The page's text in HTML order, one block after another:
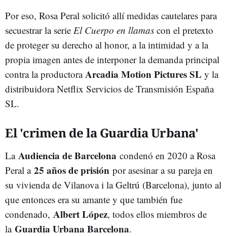
Por eso, Rosa Peral solicitó allí medidas cautelares para
secuestrar la serie El Cuerpo en llamas con el pretexto
de proteger su derecho al honor, a la intimidad y a la
propia imagen antes de interponer la demanda principal
contra la productoraArcadia Motion Pictures SL y la
distribuidora Netflix Servicios de Transmisión España
SL.
El 'crimen de la Guardia Urbana'
La Audiencia de Barcelona condenó en 2020 a Rosa
Peral a 25 años de prisión por asesinar a su pareja en
su vivienda de Vilanova i la Geltrú (Barcelona), junto al
que entonces era su amante y que también fue
condenado, Albert López, todos ellos miembros de
la Guardia Urbana Barcelona.